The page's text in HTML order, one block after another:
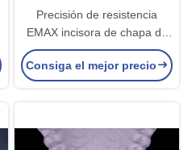
Precisión de resistencia
EMAX incisora de chapa de
porcelana para
restauraciones estéticas de
aspecto natural
Consiga el mejor precio